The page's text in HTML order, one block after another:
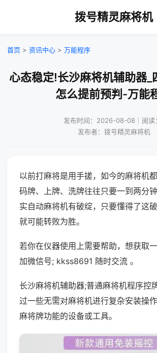
拨号精灵麻将机
首页 > 资讯中心 > 万能程序
心态稳定!长沙麻将机辅助器_
怎么提前预判-万能
发布时间：2026-08-08｜阅读
发布者：拨号精灵麻将机
以前打麻将是用手搓，如今的麻将机
码牌、上牌、洗牌往往只要一到两分
实自动麻将机有破绽，只要懂得了这
就可能转败为胜。
若你在仪器使用上需要帮助，想获取
加微信号; kkss8691 随时交流 。
长沙麻将机辅助器;普通麻将机程序控
过一些无需对麻将机进行复杂安装操
麻将牌功能的设备或工具。